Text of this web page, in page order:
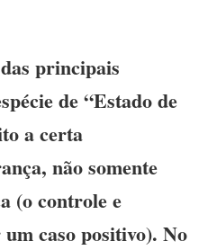
principais
de “Estado de
a certa
não somente
(o controle e
caso positivo). No